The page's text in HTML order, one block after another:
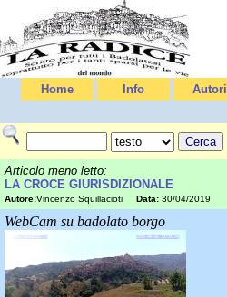
Home Info Autori
Articolo meno letto:
LA CROCE GIURISDIZIONALE
Autore:Vincenzo Squillacioti Data: 30/04/2019
WebCam su badolato borgo